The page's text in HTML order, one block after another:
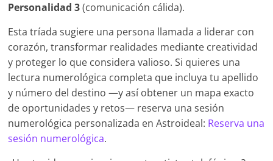
Personalidad 3(comunicación cálida).
Esta tríada sugiere una persona llamada a liderar con
corazón, transformar realidades mediante creatividad
y proteger lo que considera valioso. Si quieres una
lectura numerológica completa que incluya tu apellido
y número del destino —y así obtener un mapa exacto
de oportunidades y retos— reserva una sesión
numerológica personalizada en Astroideal: Reserva una
sesión numerológica.